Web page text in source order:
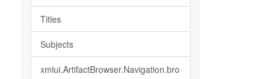
Titles
Subjects
xmlui.ArtifactBrowser.Navigation.bro